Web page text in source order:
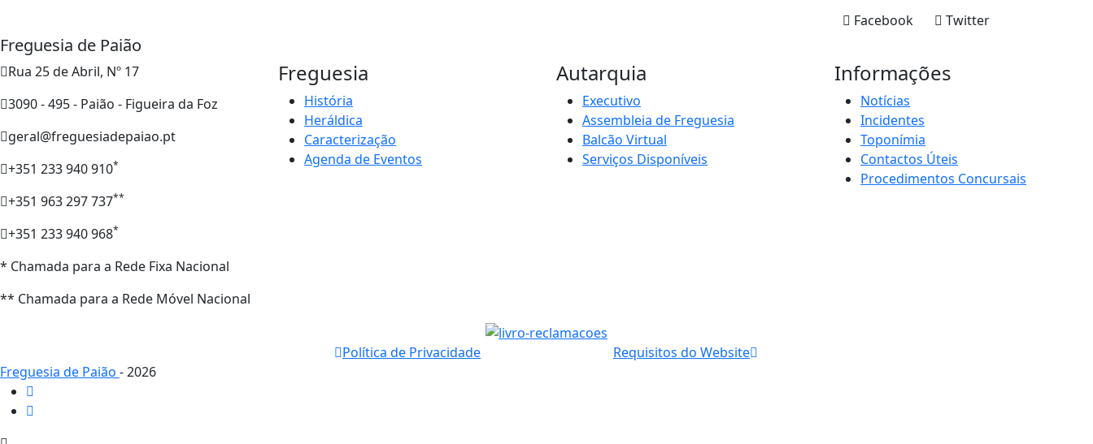
Twitter
Facebook
Freguesia de Paião
Rua 25 de Abril, Nº 17
3090 - 495 - Paião - Figueira da Foz
geral@freguesiadepaiao.pt
+351 233 940 910*
+351 963 297 737**
+351 233 940 968*
* Chamada para a Rede Fixa Nacional
** Chamada para a Rede Móvel Nacional
Freguesia
História
Heráldica
Caracterização
Agenda de Eventos
Autarquia
Executivo
Assembleia de Freguesia
Balcão Virtual
Serviços Disponíveis
Informações
Notícias
Incidentes
Toponímia
Contactos Úteis
Procedimentos Concursais
Política de Privacidade
Requisitos do Website
Freguesia de Paião - 2026